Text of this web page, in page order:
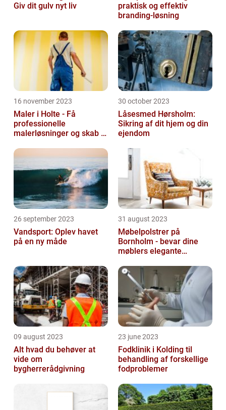
Giv dit gulv nyt liv
praktisk og effektiv
branding-løsning
16 november 2023
Maler i Holte - Få
professionelle
malerløsninger og skab et
30 october 2023
Låsesmed Hørsholm:
Sikring af dit hjem og din
ejendom
26 september 2023
Vandsport: Oplev havet
på en ny måde
31 august 2023
Møbelpolstrer på
Bornholm - bevar dine
møblers elegante
09 august 2023
Alt hvad du behøver at
vide om
bygherrerådgivning
23 june 2023
Fodklinik i Kolding til
behandling af forskellige
fodproblemer